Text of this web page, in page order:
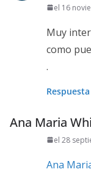
el 16
Muy
como
.
Respuesta
Ana Maria
el 28
Ana